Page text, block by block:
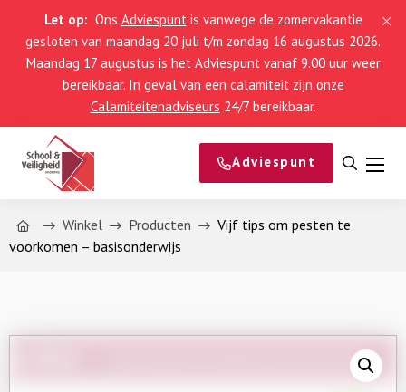
Let op: Ons Adviespuntis vanwege de zomervakantie
gesloten van maandag 20 juli t/m zondag 16 augustus 2026.
Maandag 17 augustus is het Adviespunt vanaf 9.00 uur weer
bereikbaar. In geval van een calamiteit zijn onze
Calamiteitenadviseurs 24/7 bereikbaar.
Adviespunt
Open
Home Winkel Producten
Vijf tips om pesten te
voorkomen – basisonderwijs